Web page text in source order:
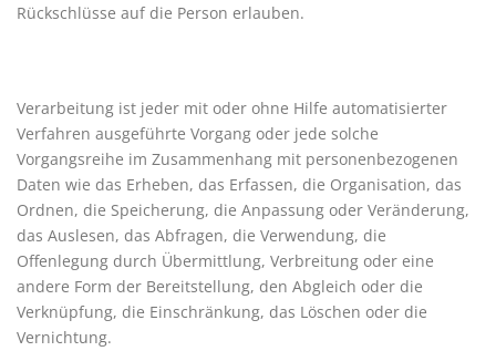
Rückschlüsse auf die Person erlauben.
Verarbeitung ist jeder mit oder ohne Hilfe automatisierter
Verfahren ausgeführte Vorgang oder jede solche
Vorgangsreihe im Zusammenhang mit personenbezogenen
Daten wie das Erheben, das Erfassen, die Organisation, das
Ordnen, die Speicherung, die Anpassung oder Veränderung,
das Auslesen, das Abfragen, die Verwendung, die
Offenlegung durch Übermittlung, Verbreitung oder eine
andere Form der Bereitstellung, den Abgleich oder die
Verknüpfung, die Einschränkung, das Löschen oder die
Vernichtung.